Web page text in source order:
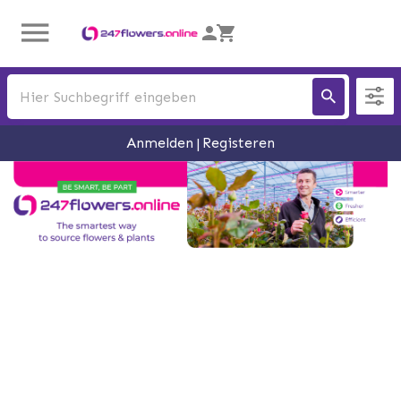
Anmelden | Registeren